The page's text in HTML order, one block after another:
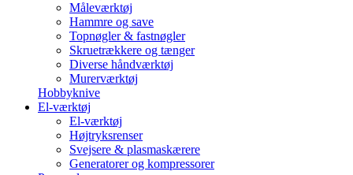
Måleværktøj
Hammre og save
Topnøgler & fastnøgler
Skruetrækkere og tænger
Diverse håndværktøj
Murerværktøj
Hobbyknive
El-værktøj
El-værktøj
Højtryksrenser
Svejsere & plasmaskærere
Generatorer og kompressorer